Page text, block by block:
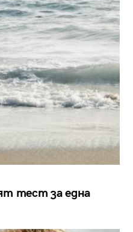
тест за една